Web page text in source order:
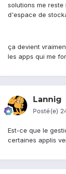
solutions me
d'espace de
ça devient
les apps qui me
Lannig
Posté(e)
Est-ce que le
certaines applis